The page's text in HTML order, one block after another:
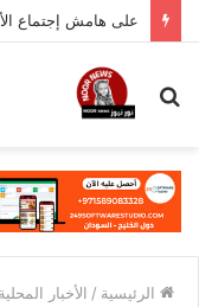
بحث
الرئيسية / الأخبار المحلية